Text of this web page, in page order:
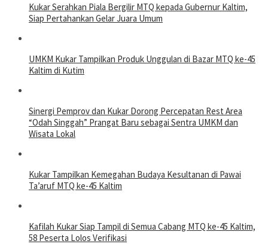
Kukar Serahkan Piala Bergilir MTQ kepada Gubernur Kaltim,
Siap Pertahankan Gelar Juara Umum
UMKM Kukar Tampilkan Produk Unggulan di Bazar MTQ ke-45
Kaltim di Kutim
Sinergi Pemprov dan Kukar Dorong Percepatan Rest Area
“Odah Singgah” Prangat Baru sebagai Sentra UMKM dan
Wisata Lokal
Kukar Tampilkan Kemegahan Budaya Kesultanan di Pawai
Ta’aruf MTQ ke-45 Kaltim
Kafilah Kukar Siap Tampil di Semua Cabang MTQ ke-45 Kaltim,
58 Peserta Lolos Verifikasi